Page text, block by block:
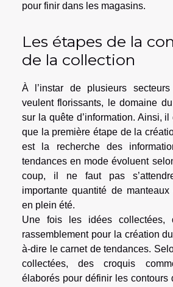
pour finir dans les magasins.
Les étapes de la
de la collection
À l’instar de plusieurs
veulent florissants, le domaine
sur la quête d’information. Ainsi,
que la première étape de la
est la recherche des
tendances en mode évoluent
coup, il ne faut pas
importante quantité de
en plein été.
Une fois les idées
rassemblement pour la création
à-dire le carnet de tendances.
collectées, des croquis
élaborés pour définir les contours